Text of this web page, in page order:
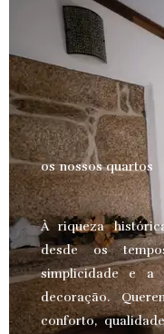
os nossos quartos
À riqueza
desde os
simplicidade e a
decoração.
conforto,